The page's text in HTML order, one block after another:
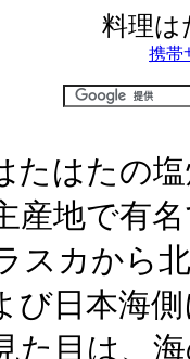
料理は
携帯
たはたの
産地で有
スカから
び日本海
た目は、